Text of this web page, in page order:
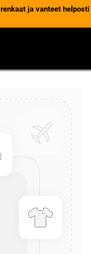
renkaat ja vanteet helposti